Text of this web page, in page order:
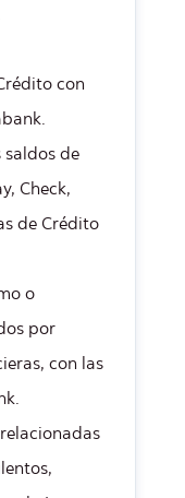
con
saldos de
Check,
de Crédito
o
por
con las